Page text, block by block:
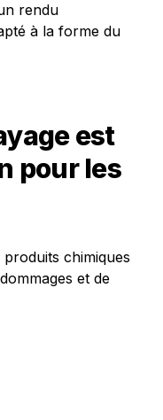
rendu
à la forme du
est
pour les
produits chimiques
et de